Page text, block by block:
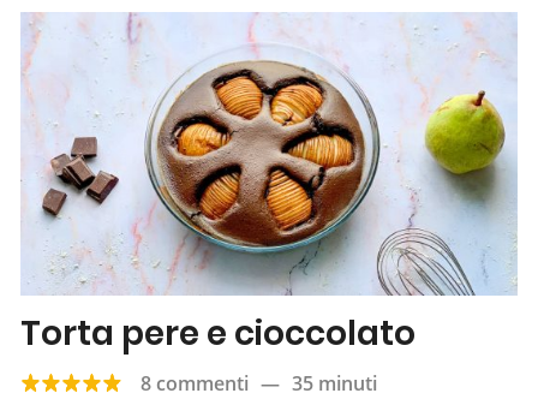
Torta pere e cioccolato
8 commenti — 35 minuti